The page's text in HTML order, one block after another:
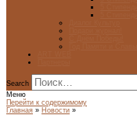
Search
Меню
Перейти к содержимому
Главная » Новости »